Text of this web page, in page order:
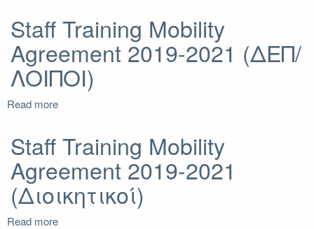
Επιμόρφωσης
2021
(ΔΕΠ/
ΕΔΙΠ)
Staff Training Mobility
Agreement 2019-2021 (ΔΕΠ/
ΛΟΙΠΟΙ)
Read more
Mobility
2019-
2021
(ΔΕΠ/
Staff Training Mobility
Agreement 2019-2021
(Διοικητικοί)
Read more